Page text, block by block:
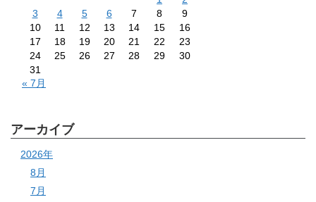
3
4 5 6 7 8
9
10
11 12 13 14 15
16
17
18 19 20 21 22
23
24
25 26 27 28 29
30
31
« 7月
アーカイブ
2026年
8月
7月